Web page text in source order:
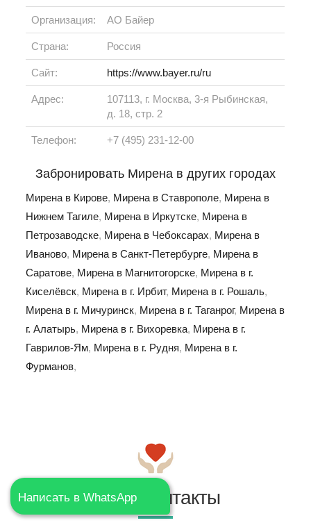
Организация: АО Байер
Страна: Россия
Сайт: https://www.bayer.ru/ru
Адрес:
107113, г. Москва, 3-я Рыбинская,
д. 18, стр. 2
Телефон: +7 (495) 231-12-00
Забронировать Мирена в других городах
Мирена в Кирове, Мирена в Ставрополе, Мирена в
Нижнем Тагиле, Мирена в Иркутске, Мирена в
Петрозаводске, Мирена в Чебоксарах, Мирена в
Иваново, Мирена в Санкт-Петербурге, Мирена в
Саратове, Мирена в Магнитогорске, Мирена в г.
Киселёвск, Мирена в г. Ирбит, Мирена в г. Рошаль,
Мирена в г. Мичуринск, Мирена в г. Таганрог, Мирена в
г. Алатырь, Мирена в г. Вихоревка, Мирена в г.
Гаврилов-Ям, Мирена в г. Рудня, Мирена в г.
Фурманов,
Написать в WhatsAppНаши контакты